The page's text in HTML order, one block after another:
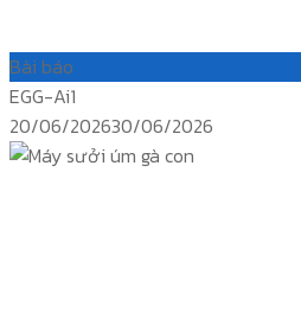
Bài báo
EGG-Ai1
Posted
on
20/06/202630/06/2026